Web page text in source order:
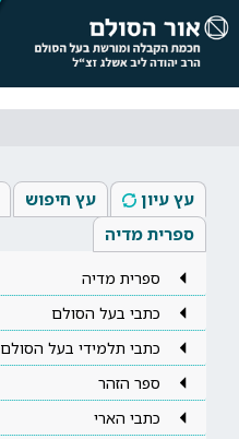
עץ עיון עץ חיפוש
ספרית מדיה
ספרית מדיה
כתבי בעל הסולם
כתבי תלמידי בעל הסולם
ספר הזהר
כתבי הארי